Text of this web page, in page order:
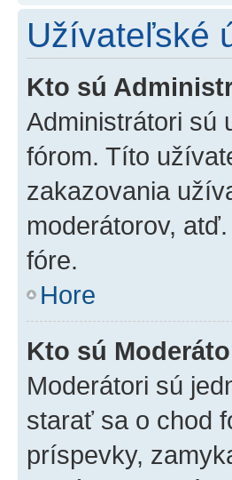
Užívateľské
Kto sú
Administrátori sú
fórom. Títo
zakazovania
moderátorov,
fóre.
Hore
Kto sú
Moderátori sú
starať sa o chod
príspevky,